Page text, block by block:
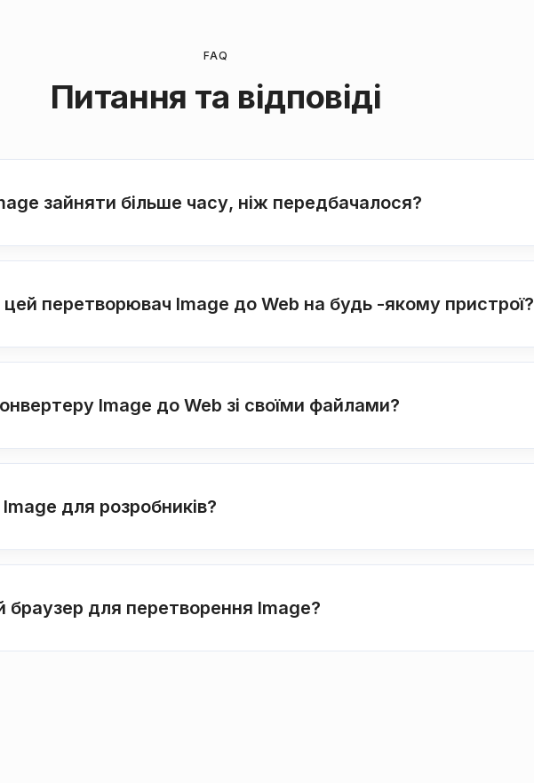
FAQ
Питання та відповіді
зайняти більше часу, ніж передбачалося?
перетворювач Image до Web на будь -якому пристрої?
Image до Web зі своїми файлами?
для розробників?
браузер для перетворення Image?